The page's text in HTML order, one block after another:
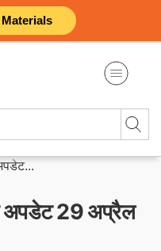
अपडेट 29 अप्रैल